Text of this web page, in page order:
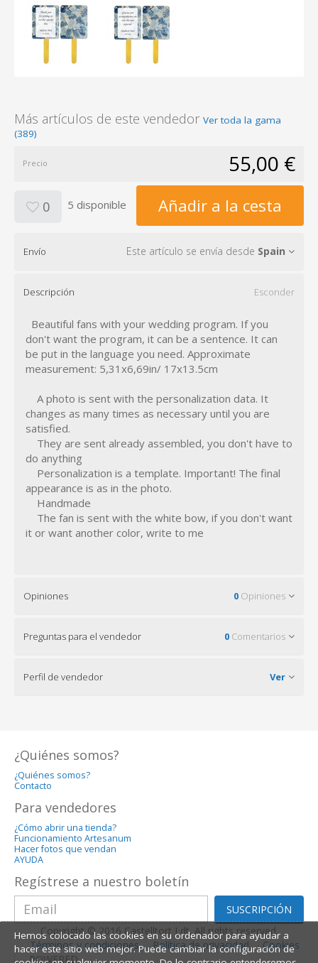
Más artículos de este vendedor Ver toda la gama
(389)
Precio 55,00 €
0 5 disponible Añadir a la cesta
Envío Este artículo se envía desde Spain
Descripción Esconder
Beautiful fans with your wedding program. If you
don't want the program, it can be a sentence. It can
be put in the language you need. Approximate
measurement: 5,31x6,69in/ 17x13.5cm
A photo is sent with the personalization data. It
changes as many times as necessary until you are
satisfied.
They are sent already assembled, you don't have to
do anything
Personalization is a template. Important! The final
appearance is as in the photo.
Handmade
The fan is sent with the white bow, if you don't want
it or want another color, write to me
Opiniones 0 Opiniones
Preguntas para el vendedor 0 Comentarios
Perfil de vendedor Ver
¿Quiénes somos?
¿Quiénes somos?
Contacto
Para vendedores
¿Cómo abrir una tienda?
Funcionamiento Artesanum
Hacer fotos que vendan
AYUDA
Regístrese a nuestro boletín
SUSCRIPCIÓN
Copyright © 2016 Castelltort Ldt. All rights reserved.
Términos y condiciones
Política de privacidad
Cookies
POWERED
Hemos colocado las cookies en su ordenador para ayudar a
hacer este sitio web mejor. Puede cambiar la configuración de